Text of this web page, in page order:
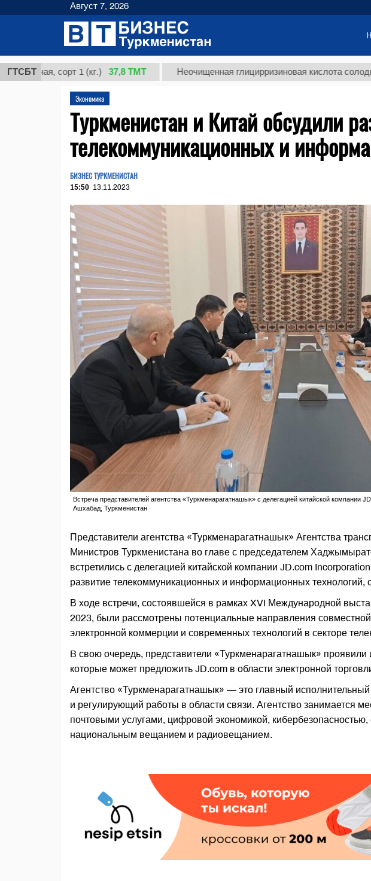
ГТСБТсорт 1 (кг.) 37,8 ТМТ Неочищенная глицирризиновая кислота солодкового
Экономика
Туркменистан и Китай обсудили
телекоммуникационных и
БИЗНЕС ТУРКМЕНИСТАН
15:50 13.11.2023
Встреча представителей агентства «Туркменарагатнашык» с делегацией китайской компании
Ашхабад, Туркменистан
Представители агентства «Туркменарагатнашык» Агентства
Министров Туркменистана во главе с председателем
встретились с делегацией китайской компании JD.com
развитие телекоммуникационных и информационных технологий,
В ходе встречи, состоявшейся в рамках XVI Международной
2023, были рассмотрены потенциальные направления
электронной коммерции и современных технологий в секторе
B свою очередь, представители «Туркменарагатнашык»
которые может предложить JD.com в области электронной
Агентство «Туркменарагатнашык» — это главный
и регулирующий работы в области связи. Агентство занимается
почтовыми услугами, цифровой экономикой, кибербезопасностью,
национальным вещанием и радиовещанием.
Август 7, 2026